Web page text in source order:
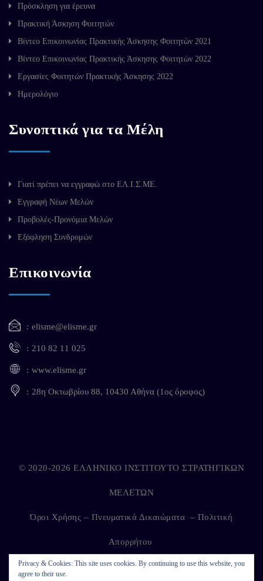
Πρόσκληση για έρευνα
Πρακτική Άσκηση Φοιτητών
Βίντεο Επικοινωνίας Πρακτικής Άσκησης Φοιτητών 2021
Βίντεο Επικοινωνίας Πρακτικής Άσκησης Φοιτητών 2022
Εργασίες Φοιτητών Πρακτικής Άσκησης 2022
Ημερολόγιο
Συνοπτικά για τα Μέλη
Γιατί πρέπει να εγγραφώ στο ΕΛ.Ι.Σ.ΜΕ.
Εγγραφή Νέων Μελών
Προβολές-Προνόμια Μελών
Εξόφληση Συνδρομών
Επικοινωνία
elisme@elisme.gr
210 82 11 025
www.elisme.gr
28η Οκτωβρίου 88, 10430 Αθήνα (1ος όροφος)
Privacy & Cookies: This site uses cookies. By continuing to use this website, you
agree to their use.
© 2020-2026 ΕΛΛΗΝΙΚΟ ΙΝΣΤΙΤΟΥΤΟ ΣΤΡΑΤΗΓΙΚΩΝ
ΜΕΛΕΤΩΝ
Όροι Χρήσης – Πνευματικά Δικαιώματα – Πολιτική
Απορρήτου
Developed by